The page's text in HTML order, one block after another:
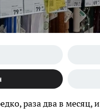
раза два в месяц,